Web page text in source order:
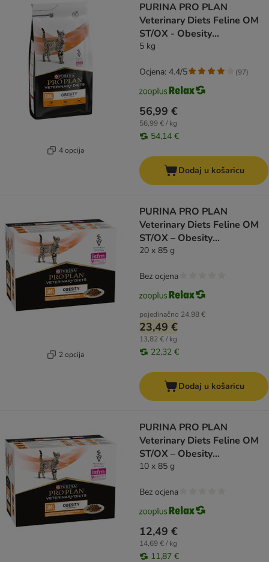
4 opcija
PURINA PRO PLAN
Veterinary Diets Feline OM
ST/OX - Obesity
Management
5 kg
56,99 €
56,99 € / kg
54,14 €
Ocjena: 4.4/5 (97)
Dodaj u košaricu
2 opcija
PURINA PRO PLAN
Veterinary Diets Feline OM
ST/OX – Obesity
Management piletina
20 x 85 g
pojedinačno 24,98 €
23,49 €
13,82 € / kg
22,32 €
Bez ocjena
Dodaj u košaricu
PURINA PRO PLAN
Veterinary Diets Feline OM
ST/OX – Obesity
Management piletina
10 x 85 g
12,49 €
14,69 € / kg
11,87 €
Bez ocjena